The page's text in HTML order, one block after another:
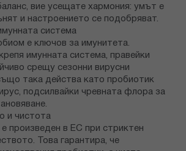
вие усещате хармония: умът е
и настроението се подобряват.
система
е ключов за имунитета.
имунната система, правейки
срещу сезонни вирусни
така действа като пробиотик
подсилвайки чревната флора за
и чистота
произведен в ЕС при стриктен
Това гарантира, че